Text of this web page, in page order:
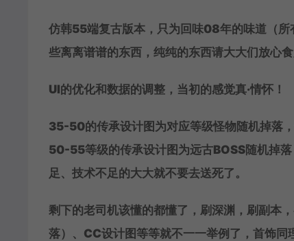
仿韩55端复古版本 ，只为回味08年的味道（所
些离离谱谱的东西，纯纯的东西请大大们放心食
UI的优化和数据的调整，当初的感觉真·情怀！
35-50的传承设计图为对应等级怪物随机掉落
50-55等级的传承设计图为远古BOSS随机掉
足、技术不足的大大就不要去送死了。
剩下的老司机该懂的都懂了，刷深渊，刷副本
落）、CC设计图等等就不一一举例了，首饰同